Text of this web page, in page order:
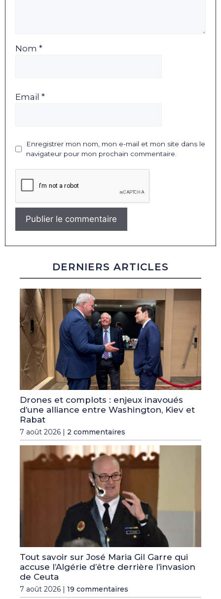
Nom *
Email *
Enregistrer mon nom, mon e-mail et mon site dans le
navigateur pour mon prochain commentaire.
DERNIERS ARTICLES
Drones et complots : enjeux inavoués
d’une alliance entre Washington, Kiev et
Rabat
7 août 2026 | 2 commentaires
Tout savoir sur José Maria Gil Garre qui
accuse l’Algérie d’être derrière l’invasion
de Ceuta
7 août 2026 | 19 commentaires